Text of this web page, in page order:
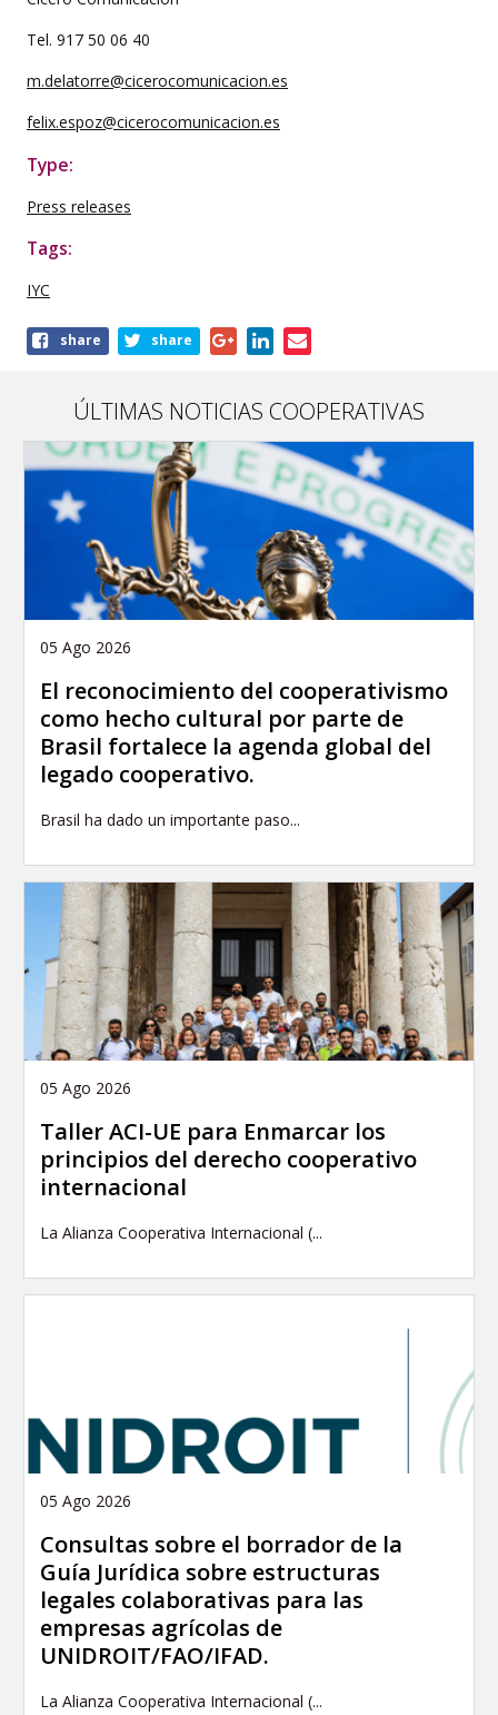
Tel. 917 50 06 40
m.delatorre@cicerocomunicacion.es
felix.espoz@cicerocomunicacion.es
Type:
Press releases
Tags:
IYC
Shareshare share
ÚLTIMAS NOTICIAS COOPERATIVAS
05 Ago 2026
El reconocimiento del cooperativismo
como hecho cultural por parte de
Brasil fortalece la agenda global del
legado cooperativo.
Brasil ha dado un importante paso...
05 Ago 2026
Taller ACI-UE para Enmarcar los
principios del derecho cooperativo
internacional
La Alianza Cooperativa Internacional (...
05 Ago 2026
Consultas sobre el borrador de la
Guía Jurídica sobre estructuras
legales colaborativas para las
empresas agrícolas de
UNIDROIT/FAO/IFAD.
La Alianza Cooperativa Internacional (...